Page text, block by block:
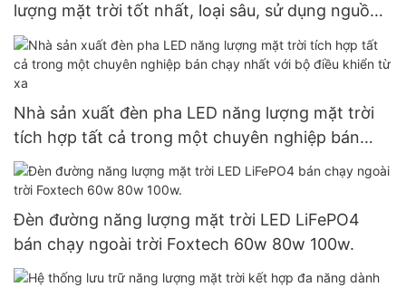
lượng mặt trời tốt nhất, loại sâu, sử dụng nguồn
điện DC 12V, có tích hợp tấm pin mặt trời.
Nhà sản xuất đèn pha LED năng lượng mặt trời
tích hợp tất cả trong một chuyên nghiệp bán
chạy nhất với bộ điều khiển từ xa
Đèn đường năng lượng mặt trời LED LiFePO4
bán chạy ngoài trời Foxtech 60w 80w 100w.